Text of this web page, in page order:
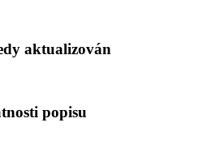
aktualizován
popisu